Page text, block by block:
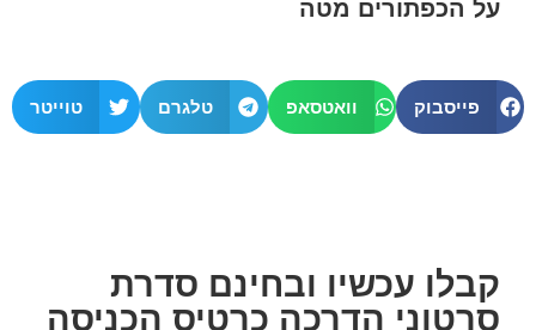
על הכפתורים מטה
פייסבוק וואטסאפ טלגרם טוייטר
קבלו עכשיו ובחינם סדרת
סרטוני הדרכה כרטיס הכניסה